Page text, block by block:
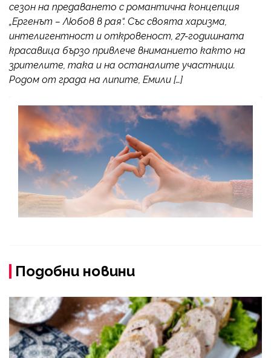
сезон на предаването с романтична концепция
„Ергенът – Любов в рая“. Със своята харизма,
интелигентност и откровеност, 27-годишната
красавица бързо привлече вниманието както на
зрителите, така и на останалите участници.
Родом от града на липите, Емили […]
Подобни новини